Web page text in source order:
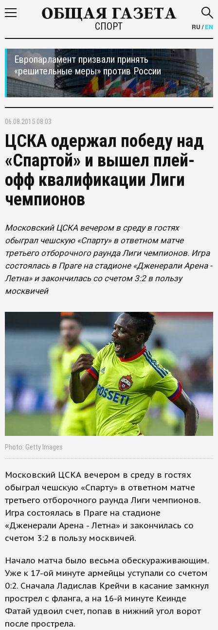
СПОРТ RU /EN
Европарламент призвали принять
«решительные меры» против России
06.08.2015 08:03
ЦСКА одержал победу над
«Спартой» и вышел плей-
офф квалификации Лиги
чемпионов
Московский ЦСКА вечером в среду в гостях
обыграл чешскую «Спарту» в ответном матче
третьего отборочного раунда Лиги чемпионов. Игра
состоялась в Праге на стадионе «Дженерали Арена -
Летна» и закончилась со счетом 3:2 в пользу
москвичей
Photo: Getty Images
Московский ЦСКА вечером в среду в гостях
обыграл чешскую «Спарту» в ответном матче
третьего отборочного раунда Лиги чемпионов.
Игра состоялась в Праге на стадионе
«Дженерали Арена - Летна» и закончилась со
счетом 3:2 в пользу москвичей.
Начало матча было весьма обескураживающим.
Уже к 17-ой минуте армейцы уступали со счетом
0:2. Сначала Ладислав Крейчи в касание замкнул
прострел с фланга, а на 16-й минуте Кеинде
Фатай удвоил счет, попав в нижний угол ворот
после прострела.